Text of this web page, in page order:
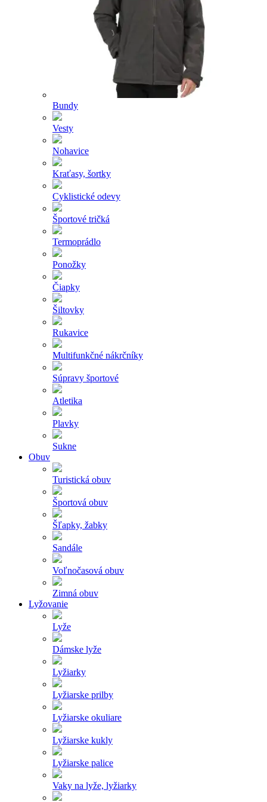
Bundy
Vesty
Nohavice
Kraťasy, šortky
Cyklistické odevy
Športové tričká
Termoprádlo
Ponožky
Čiapky
Šiltovky
Rukavice
Multifunkčné nákrčníky
Súpravy športové
Atletika
Plavky
Sukne
Obuv
Turistická obuv
Športová obuv
Šľapky, žabky
Sandále
Voľnočasová obuv
Zimná obuv
Lyžovanie
Lyže
Dámske lyže
Lyžiarky
Lyžiarske prilby
Lyžiarske okuliare
Lyžiarske kukly
Lyžiarske palice
Vaky na lyže, lyžiarky